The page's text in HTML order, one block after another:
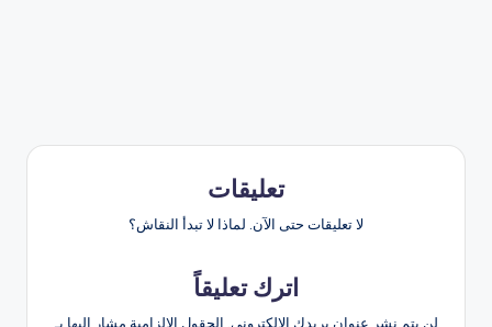
تعليقات
لا تعليقات حتى الآن. لماذا لا تبدأ النقاش؟
اترك تعليقاً
لن يتم نشر عنوان بريدك الإلكتروني. الحقول الإلزامية مشار إليها بـ